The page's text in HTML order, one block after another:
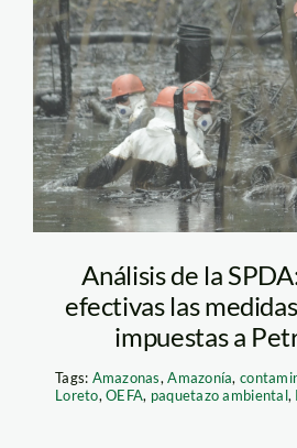
Análisis de la
efectivas las
impuestas a
Tags: Amazonas,Amazonía,
Loreto,OEFA, paquetazo ambiental,